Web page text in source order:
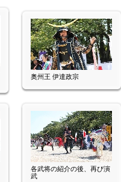
奥州王 伊達政宗
各武将の紹介の後、再び演
武